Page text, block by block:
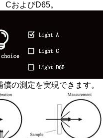
CおよびD65。
の測定を実現できます。